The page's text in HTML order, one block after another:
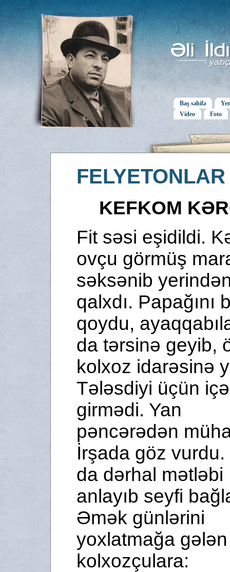
Baş səhifə
Video
Foto
FELYETONLAR
KEFKOM
Fit səsi eşidildi.
ovçu görmüş
səksənib
qalxdı. Papağını
qoydu,
da tərsinə geyib,
kolxoz idarəsinə
Tələsdiyi üçün
girmədi. Yan
pəncərədən
İrşada göz vurdu.
da dərhal mətləbi
anlayıb seyfi
Əmək günlərini
yoxlatmağa gələn
kolxozçulara: